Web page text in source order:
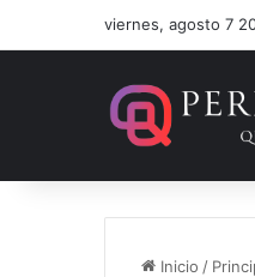
viernes, agosto 7
Inicio /